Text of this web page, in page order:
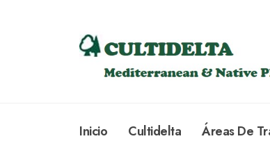
Inicio Cultidelta Áreas De